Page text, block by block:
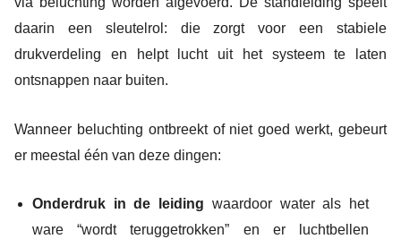
daarin een sleutelrol: die zorgt voor een stabiele
drukverdeling en helpt lucht uit het systeem te laten
ontsnappen naar buiten.
Wanneer beluchting ontbreekt of niet goed werkt, gebeurt
er meestal één van deze dingen:
Onderdruk in de leiding waardoor water als het
ware “wordt teruggetrokken” en er luchtbellen